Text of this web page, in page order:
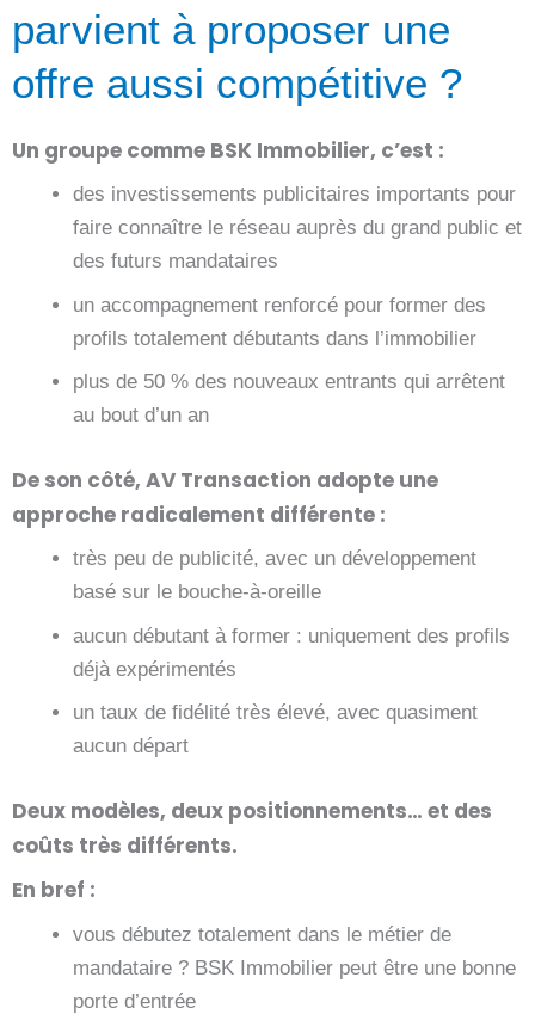
parvient à proposer une
offre aussi compétitive ?
Un groupe comme BSK Immobilier, c’est :
des investissements publicitaires importants pour
faire connaître le réseau auprès du grand public et
des futurs mandataires
un accompagnement renforcé pour former des
profils totalement débutants dans l’immobilier
plus de 50 % des nouveaux entrants qui arrêtent
au bout d’un an
De son côté, AV Transaction adopte une
approche radicalement différente :
très peu de publicité, avec un développement
basé sur le bouche-à-oreille
aucun débutant à former : uniquement des profils
déjà expérimentés
un taux de fidélité très élevé, avec quasiment
aucun départ
Deux modèles, deux positionnements… et des
coûts très différents.
En bref :
vous débutez totalement dans le métier de
mandataire ? BSK Immobilier peut être une bonne
porte d’entrée